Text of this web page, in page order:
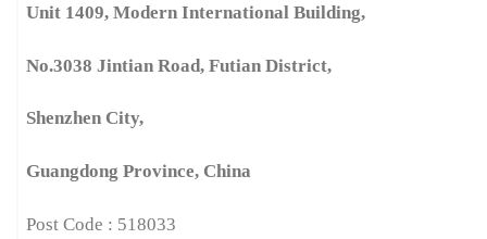
Unit 1409, Modern International Building,
No.3038 Jintian Road, Futian District,
Shenzhen City,
Guangdong Province, China
Post Code : 518033